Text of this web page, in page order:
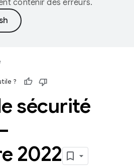
contenir des erreurs.
?
sécurité
2022